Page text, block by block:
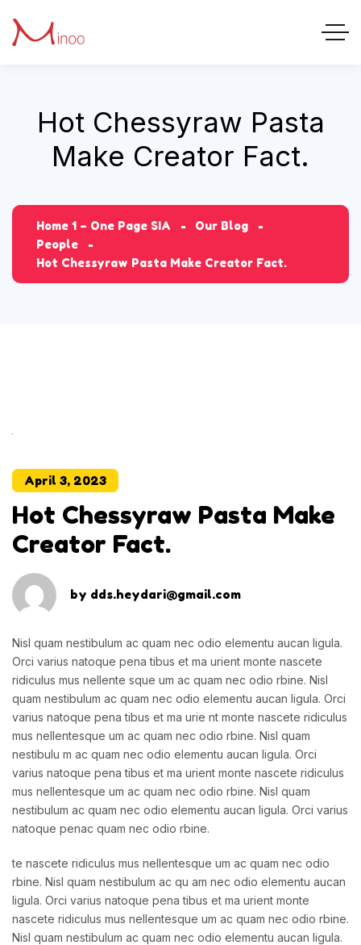
Hot Chessyraw Pasta
Make Creator Fact.
Home 1 – One Page SIA
Our Blog
People
Hot Chessyraw Pasta Make Creator Fact.
April 3, 2023
Hot Chessyraw Pasta Make
Creator Fact.
by dds.heydari@gmail.com
Nisl quam nestibulum ac quam nec odio elementu aucan ligula.
Orci varius natoque pena tibus et ma urient monte nascete
ridiculus mus nellente sque um ac quam nec odio rbine. Nisl
quam nestibulum ac quam nec odio elementu aucan ligula. Orci
varius natoque pena tibus et ma urie nt monte nascete ridiculus
mus nellentesque um ac quam nec odio rbine. Nisl quam
nestibulu m ac quam nec odio elementu aucan ligula. Orci
varius natoque pena tibus et ma urient monte nascete ridiculus
mus nellentesque um ac quam nec odio rbine. Nisl quam
nestibulum ac quam nec odio elementu aucan ligula. Orci varius
natoque penac quam nec odio rbine.
te nascete ridiculus mus nellentesque um ac quam nec odio
rbine. Nisl quam nestibulum ac qu am nec odio elementu aucan
ligula. Orci varius natoque pena tibus et ma urient monte
nascete ridiculus mus nellentesque um ac quam nec odio rbine.
Nisl quam nestibulum ac quam nec odio elementu aucan ligula.